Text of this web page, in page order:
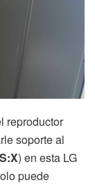
reproductor
soporte al
) en esta LG
puede